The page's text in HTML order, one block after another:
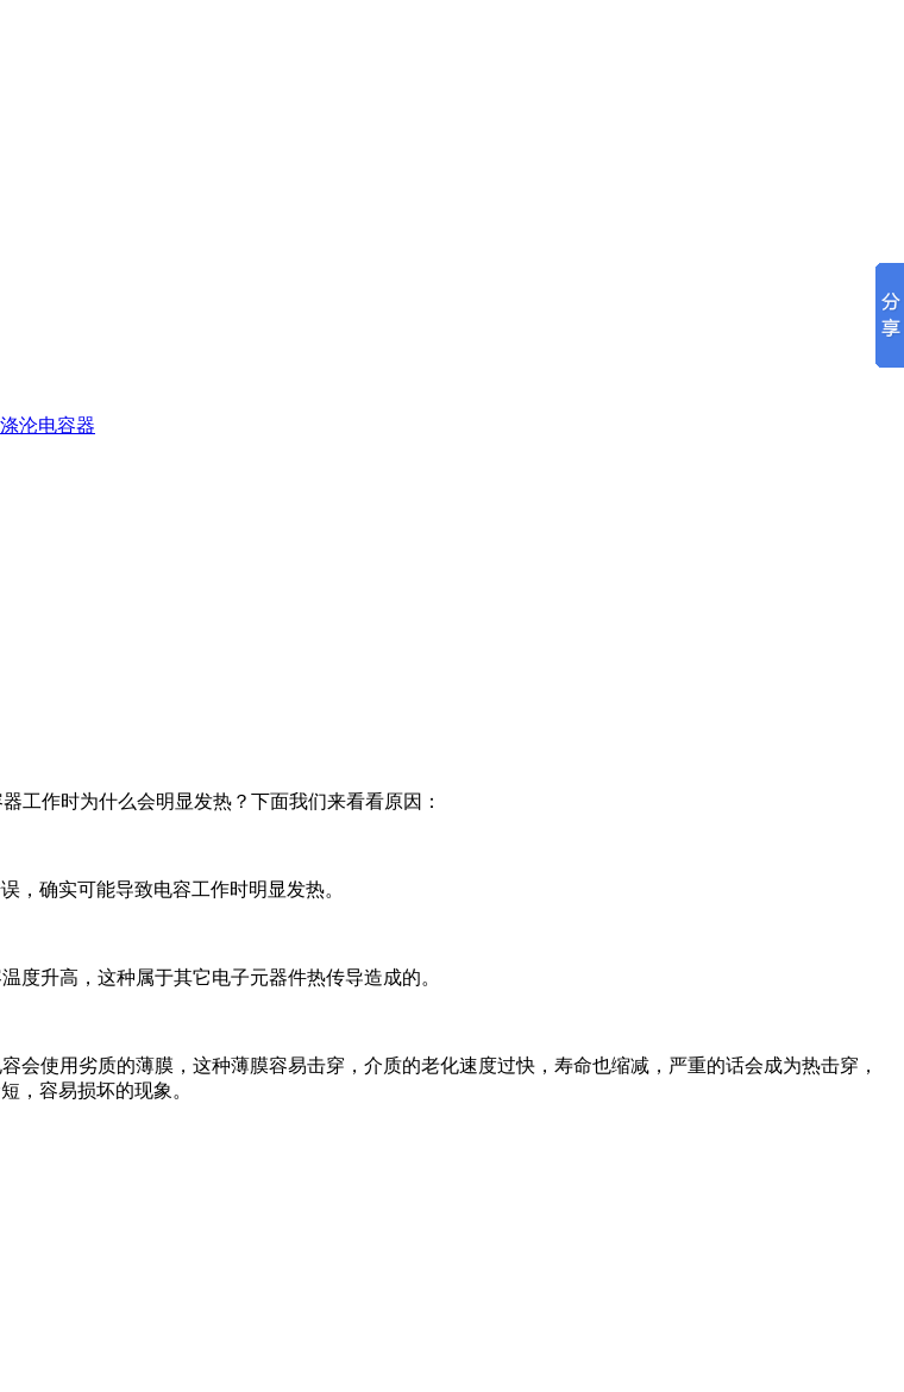
涤沦电容器
工作时为什么会明显发热？下面我们来看看原因：
，确实可能导致电容工作时明显发热。
度升高，这种属于其它电子元器件热传导造成的。
使用劣质的薄膜，这种薄膜容易击穿，介质的老化速度过快，寿命也缩减，严重的话会成为热击穿，
，容易损坏的现象。